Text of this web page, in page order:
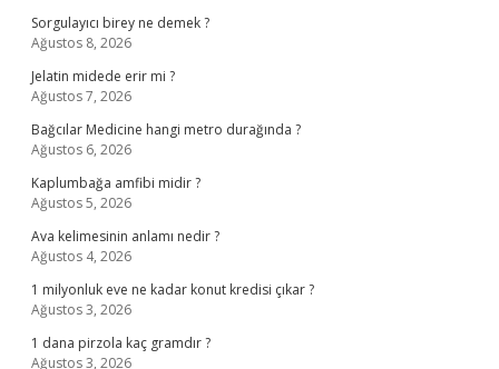
Sorgulayıcı birey ne demek ?
Ağustos 8, 2026
Jelatin midede erir mi ?
Ağustos 7, 2026
Bağcılar Medicine hangi metro durağında ?
Ağustos 6, 2026
Kaplumbağa amfibi midir ?
Ağustos 5, 2026
Ava kelimesinin anlamı nedir ?
Ağustos 4, 2026
1 milyonluk eve ne kadar konut kredisi çıkar ?
Ağustos 3, 2026
1 dana pirzola kaç gramdır ?
Ağustos 3, 2026